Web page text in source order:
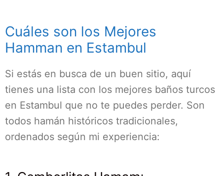
Cuáles son los Mejores
Hamman en Estambul
Si estás en busca de un buen sitio, aquí
tienes una lista con los mejores baños turcos
en Estambul que no te puedes perder. Son
todos hamán históricos tradicionales,
ordenados según mi experiencia: